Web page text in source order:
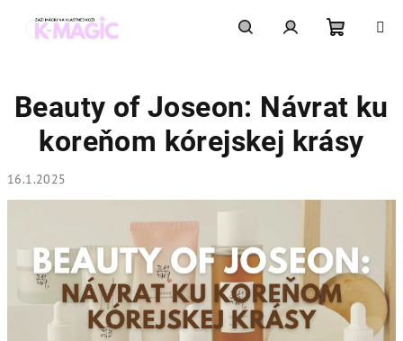
košík
Beauty of Joseon: Návrat ku
koreňom kórejskej krásy
16.1.2025